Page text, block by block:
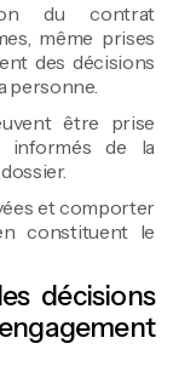
du contrat
même prises
des décisions
personne.
être prise
informés de la
et comporter
constituent le
décisions